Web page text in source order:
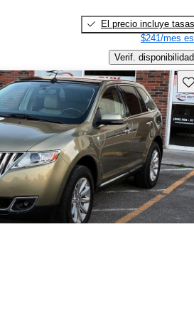
El precio incluye tasas
$241/mes
Verif. disponibilidad